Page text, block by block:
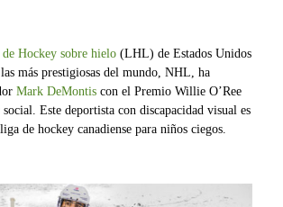
Hockey sobre hielo (LHL) de Estados Unidos
más prestigiosas del mundo, NHL, ha
Mark DeMontis con el Premio Willie O’Ree
Este deportista con discapacidad visual es
de hockey canadiense para niños ciegos.